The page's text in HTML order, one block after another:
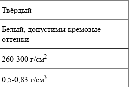
Твёрдый
Белый, допустимы кремовые
оттенки
260-300 г/см2
0,5-0,83 г/см3